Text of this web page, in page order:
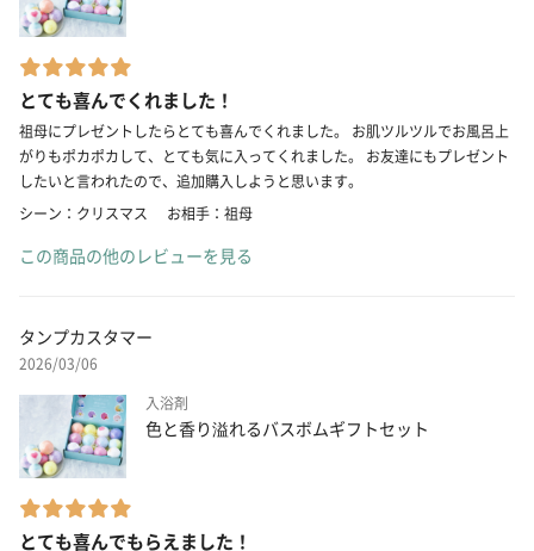
とても喜んでくれました！
祖母にプレゼントしたらとても喜んでくれました。 お肌ツルツルでお風呂上
がりもポカポカして、とても気に入ってくれました。 お友達にもプレゼント
したいと言われたので、追加購入しようと思います。
シーン：クリスマス
お相手：祖母
この商品の他のレビューを見る
タンプカスタマー
2026/03/06
入浴剤
色と香り溢れるバスボムギフトセット
とても喜んでもらえました！